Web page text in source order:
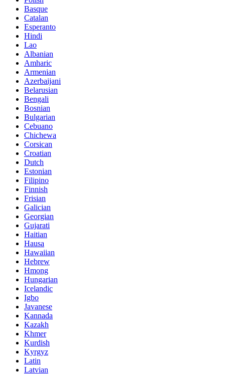
Basque
Catalan
Esperanto
Hindi
Lao
Albanian
Amharic
Armenian
Azerbaijani
Belarusian
Bengali
Bosnian
Bulgarian
Cebuano
Chichewa
Corsican
Croatian
Dutch
Estonian
Filipino
Finnish
Frisian
Galician
Georgian
Gujarati
Haitian
Hausa
Hawaiian
Hebrew
Hmong
Hungarian
Icelandic
Igbo
Javanese
Kannada
Kazakh
Khmer
Kurdish
Kyrgyz
Latin
Latvian